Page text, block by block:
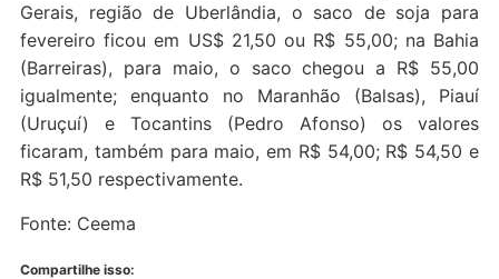
Gerais, região de Uberlândia, o saco de soja para
fevereiro ficou em US$ 21,50 ou R$ 55,00; na Bahia
(Barreiras), para maio, o saco chegou a R$ 55,00
igualmente; enquanto no Maranhão (Balsas), Piauí
(Uruçuí) e Tocantins (Pedro Afonso) os valores
ficaram, também para maio, em R$ 54,00; R$ 54,50 e
R$ 51,50 respectivamente.
Fonte: Ceema
Compartilhe isso: